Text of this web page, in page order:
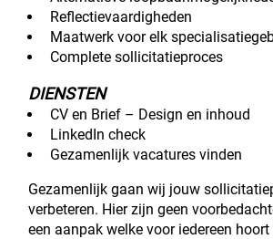
Reflectievaardigheden
Maatwerk voor elk
Complete sollicitatieproces
DIENSTEN
CV en Brief – Design en inhoud
LinkedIn check
Gezamenlijk vacatures vinden
Gezamenlijk gaan wij jouw
verbeteren. Hier zijn geen
een aanpak welke voor iedereen hoort